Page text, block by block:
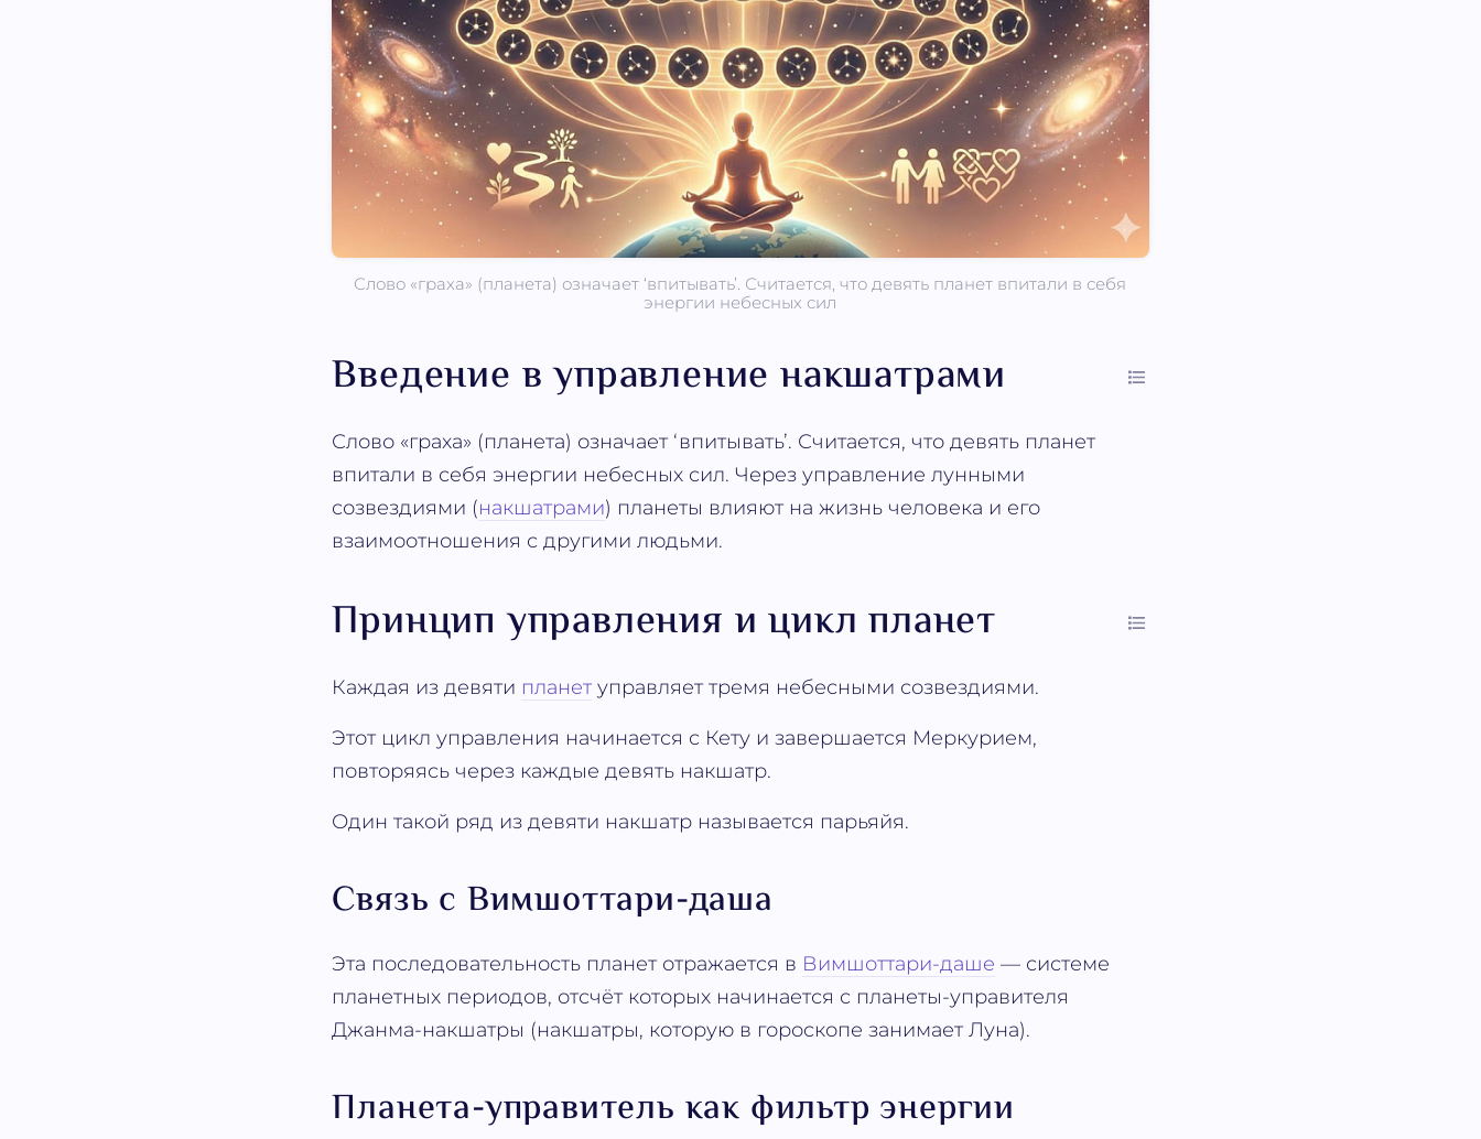
Слово «граха» (планета) означает ‘впитывать’. Считается, что девять планет впитали в себя
энергии небесных сил
Введение в управление накшатрами
Слово «граха» (планета) означает ‘впитывать’. Считается, что девять планет
впитали в себя энергии небесных сил. Через управление лунными
созвездиями (накшатрами) планеты влияют на жизнь человека и его
взаимоотношения с другими людьми.
Принцип управления и цикл планет
Каждая из девяти планет управляет тремя небесными созвездиями.
Этот цикл управления начинается с Кету и завершается Меркурием,
повторяясь через каждые девять накшатр.
Один такой ряд из девяти накшатр называется парьяйя.
Связь с Вимшоттари-даша
Эта последовательность планет отражается в Вимшоттари-даше — системе
планетных периодов, отсчёт которых начинается с планеты-управителя
Джанма-накшатры (накшатры, которую в гороскопе занимает Луна).
Планета-управитель как фильтр энергии